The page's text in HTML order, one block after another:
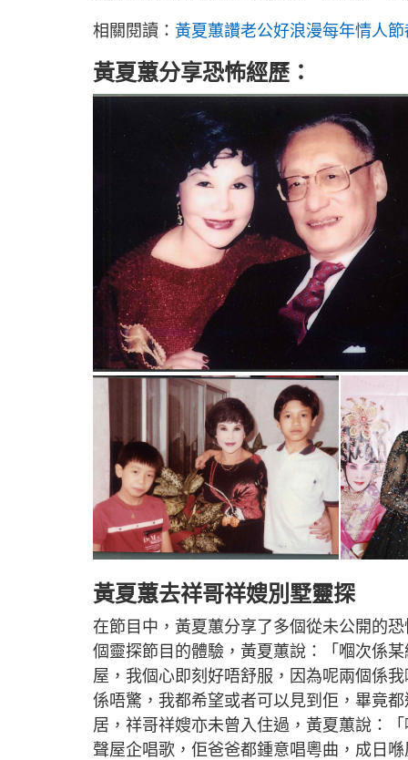
相關閱讀： 黃夏蕙讚老公好浪漫每年情人
黃夏蕙分享恐怖經歷：
黃夏蕙去祥哥祥嫂別墅靈探
在節目中，黃夏蕙分享了多個從未公開的
個靈探節目的體驗，黃夏蕙說：「嗰次係
屋，我個心即刻好唔舒服，因為呢兩個係
係唔驚，我都希望或者可以見到佢，畢竟
居，祥哥祥嫂亦未曾入住過，黃夏蕙說：
聲屋企唱歌，佢爸爸都鍾意唱粵曲，成日